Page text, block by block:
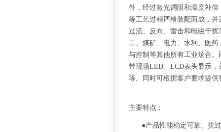
件，经过激光调阻和温度补
等工艺过程严格装配而成，
过流、反向、雷击和电磁干
工、煤矿、电力、水利、医
与控制等其他所有工业场合
带现场LED、LCD表头显示
等。同时可根据客户要求提供
主要
●产品性能稳定可靠、抗